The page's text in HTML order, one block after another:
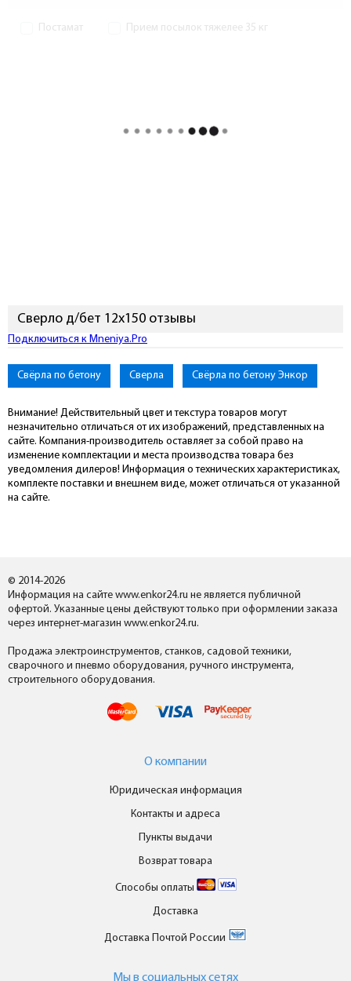
Постамат Прием посылок тяжелее 35 кг
Сверло д/бет 12х150 отзывы
Подключиться к Mneniya.Pro
Свёрла по бетону Сверла Свёрла по бетону Энкор
Внимание! Действительный цвет и текстура товаров могут
незначительно отличаться от их изображений, представленных на
сайте. Компания-производитель оставляет за собой право на
изменение комплектации и места производства товара без
уведомления дилеров! Информация о технических характеристиках,
комплекте поставки и внешнем виде, может отличаться от указанной
на сайте.
© 2014-2026
Информация на сайте www.enkor24.ru не является публичной
офертой. Указанные цены действуют только при оформлении заказа
через интернет-магазин www.enkor24.ru.
Продажа электроинструментов, станков, садовой техники,
сварочного и пневмо оборудования, ручного инструмента,
строительного оборудования.
О компании
Юридическая информация
Контакты и адреса
Пункты выдачи
Возврат товара
Способы оплаты
Доставка
Доставка Почтой России
Мы в cоциальных сетях